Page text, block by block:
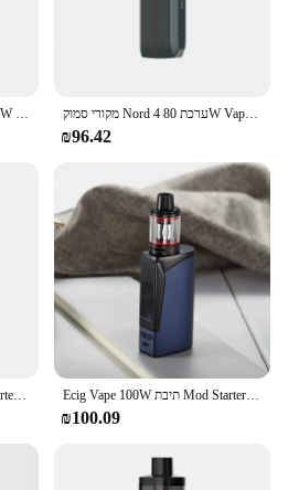
מקורי סמוק Nord 4 ערכת 80W Vape 2000mAh בלילת 4.5ml סל"ד 2 מחסנית רשת סליל אלקטרוני סיגריה מאדה
₪96.42
Ecig Vape 100W תיבת Mod Starter ערכת Build-in 2000mah סוללה 2.5ml מרסס עשן אלקטרוני סיגריה מאדה נרגילות נרגילה
₪100.09